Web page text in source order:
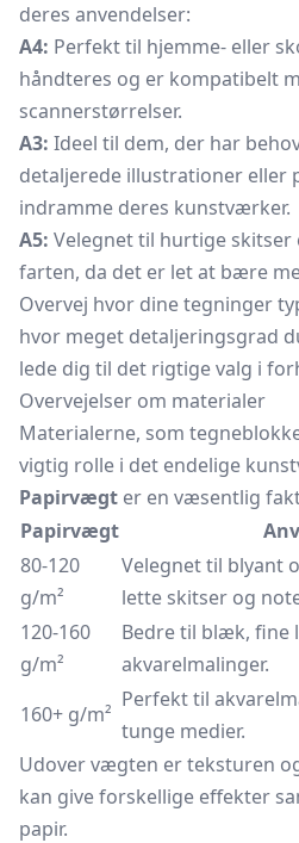
deres anvendelser:
A4: Perfekt til hjemme- eller
håndteres og er kompatibelt
scannerstørrelser.
A3: Ideel til dem, der har
detaljerede illustrationer eller
indramme deres kunstværker.
A5: Velegnet til hurtige skitser
farten, da det er let at bære
Overvej hvor dine tegninger
hvor meget detaljeringsgrad
lede dig til det rigtige valg i
Overvejelser om materialer
Materialerne, som
vigtig rolle i det endelige
Papirvægt er en væsentlig
Papirvægt
80-120
g/m²
Velegnet til blyant
lette skitser og
120-160
g/m²
Bedre til blæk, fine
akvarelmalinger.
160+ g/m²
Perfekt til
tunge medier.
Udover vægten er teksturen
kan give forskellige effekter
papir.